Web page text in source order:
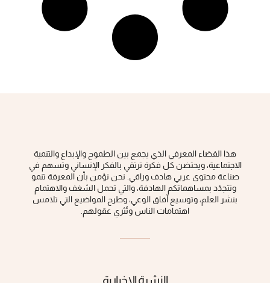
هذا الفضاء المعرفي الذي يجمع بين الطموح والإبداع والتنمية
الاجتماعية، ويحتضن كل فكرة ‏ترتقي بالفكر الإنساني وتسهم في
صناعة محتوى عربي هادف وراقي‎.‎ نحن نؤمن بأن المعرفة تنمو
وتتجدّد بمساهماتكم الهادفة، والتي تحمل الشغف والاهتمام
بنشر العلم، وتوسيع آفاق الوعي، ‏وطرح المواضيع التي تلامس
اهتمامات الناس وتُثري عقولهم‎.‎
النشرة الإخبارية